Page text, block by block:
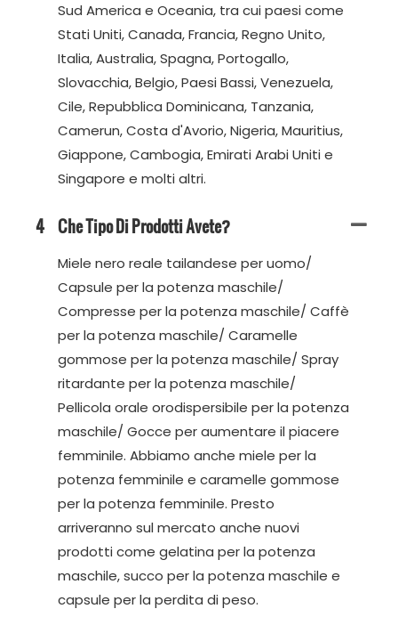
Sud America e Oceania, tra cui paesi come
Stati Uniti, Canada, Francia, Regno Unito,
Italia, Australia, Spagna, Portogallo,
Slovacchia, Belgio, Paesi Bassi, Venezuela,
Cile, Repubblica Dominicana, Tanzania,
Camerun, Costa d'Avorio, Nigeria, Mauritius,
Giappone, Cambogia, Emirati Arabi Uniti e
Singapore e molti altri.
4 Che Tipo Di Prodotti Avete?
Miele nero reale tailandese per uomo/
Capsule per la potenza maschile/
Compresse per la potenza maschile/ Caffè
per la potenza maschile/ Caramelle
gommose per la potenza maschile/ Spray
ritardante per la potenza maschile/
Pellicola orale orodispersibile per la potenza
maschile/ Gocce per aumentare il piacere
femminile. Abbiamo anche miele per la
potenza femminile e caramelle gommose
per la potenza femminile. Presto
arriveranno sul mercato anche nuovi
prodotti come gelatina per la potenza
maschile, succo per la potenza maschile e
capsule per la perdita di peso.